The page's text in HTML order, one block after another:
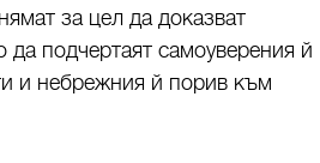
за цел да доказват
подчертаят самоуверения й
и небрежния й порив към